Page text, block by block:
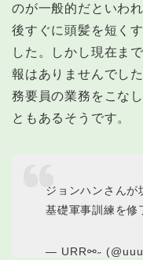
のが一般的だといわ
後すぐに頭髪を短く
した。しかし現在ま
報はありませんでし
務要員の業務をこな
ともあるそうです。
ジョンハンさんが
基礎軍事訓練を修
— URR⚯˶